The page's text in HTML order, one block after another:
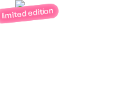
limited edition